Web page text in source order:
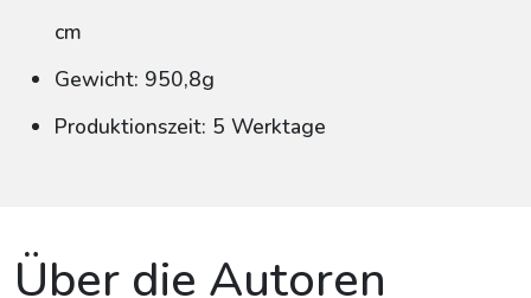
cm
Gewicht: 950,8g
Produktionszeit: 5 Werktage
Über die Autoren